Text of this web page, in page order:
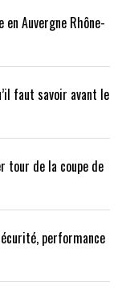
Auvergne Rhône-
faut savoir avant le
tour de la coupe de
performance